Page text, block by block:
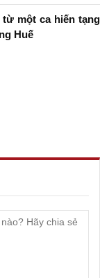
một ca hiến tạng
Huế